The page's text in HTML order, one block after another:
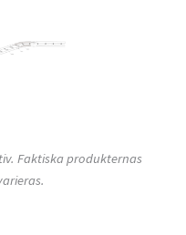
Faktiska produkternas